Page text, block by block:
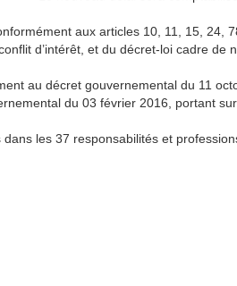
aux articles 10, 11, 15, 24,
d’intérêt, et du décret-loi cadre
au décret gouvernemental du 11
du 03 février 2016, portant
les 37 responsabilités et